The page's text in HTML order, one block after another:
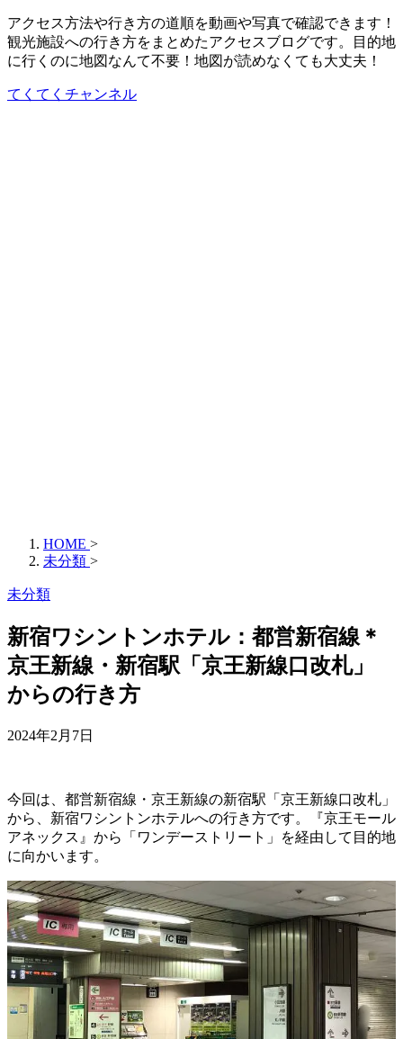
アクセス方法や行き方の道順を動画や写真で確認できます！
観光施設への行き方をまとめたアクセスブログです。目的地
に行くのに地図なんて不要！地図が読めなくても大丈夫！
てくてくチャンネル
HOME >
未分類 >
未分類
新宿ワシントンホテル：都営新宿線＊
京王新線・新宿駅「京王新線口改札」
からの行き方
2024年2月7日
今回は、都営新宿線・京王新線の新宿駅「京王新線口改札」
から、新宿ワシントンホテルへの行き方です。『京王モール
アネックス』から「ワンデーストリート」を経由して目的地
に向かいます。